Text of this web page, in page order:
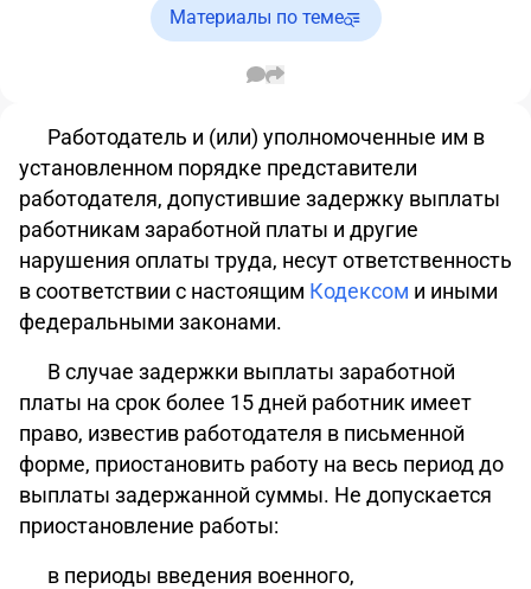
Материалы по теме
Работодатель и (или) уполномоченные им в
установленном порядке представители
работодателя, допустившие задержку выплаты
работникам заработной платы и другие
нарушения оплаты труда, несут ответственность
в соответствии с настоящим Кодексом и иными
федеральными законами.
В случае задержки выплаты заработной
платы на срок более 15 дней работник имеет
право, известив работодателя в письменной
форме, приостановить работу на весь период до
выплаты задержанной суммы. Не допускается
приостановление работы:
в периоды введения военного,